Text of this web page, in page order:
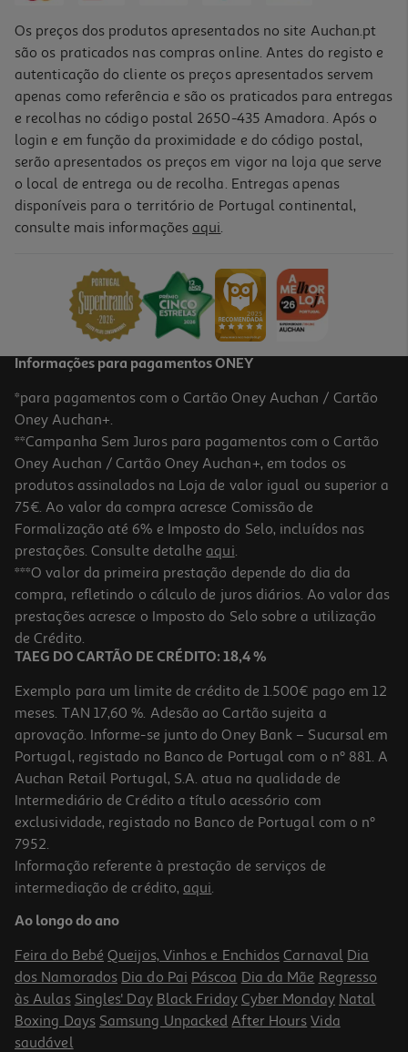
Os preços dos produtos apresentados no site Auchan.pt
são os praticados nas compras online. Antes do registo e
autenticação do cliente os preços apresentados servem
apenas como referência e são os praticados para entregas
e recolhas no código postal 2650-435 Amadora. Após o
login e em função da proximidade e do código postal,
serão apresentados os preços em vigor na loja que serve
o local de entrega ou de recolha. Entregas apenas
disponíveis para o território de Portugal continental,
consulte mais informações aqui.
Informações para pagamentos ONEY
*para pagamentos com o Cartão Oney Auchan / Cartão
Oney Auchan+.
**Campanha Sem Juros para pagamentos com o Cartão
Oney Auchan / Cartão Oney Auchan+, em todos os
produtos assinalados na Loja de valor igual ou superior a
75€. Ao valor da compra acresce Comissão de
Formalização até 6% e Imposto do Selo, incluídos nas
prestações. Consulte detalhe aqui.
***O valor da primeira prestação depende do dia da
compra, refletindo o cálculo de juros diários. Ao valor das
prestações acresce o Imposto do Selo sobre a utilização
de Crédito.
TAEG DO CARTÃO DE CRÉDITO: 18,4 %
Exemplo para um limite de crédito de 1.500€ pago em 12
meses. TAN 17,60 %. Adesão ao Cartão sujeita a
aprovação. Informe-se junto do Oney Bank – Sucursal em
Portugal, registado no Banco de Portugal com o nº 881. A
Auchan Retail Portugal, S.A. atua na qualidade de
Intermediário de Crédito a título acessório com
exclusividade, registado no Banco de Portugal com o nº
7952.
Informação referente à prestação de serviços de
intermediação de crédito, aqui.
Ao longo do ano
Feira do Bebé Queijos, Vinhos e Enchidos Carnaval Dia
dos Namorados Dia do Pai Páscoa Dia da Mãe Regresso
às Aulas Singles' Day Black Friday Cyber Monday Natal
Boxing Days Samsung Unpacked After Hours Vida
saudável